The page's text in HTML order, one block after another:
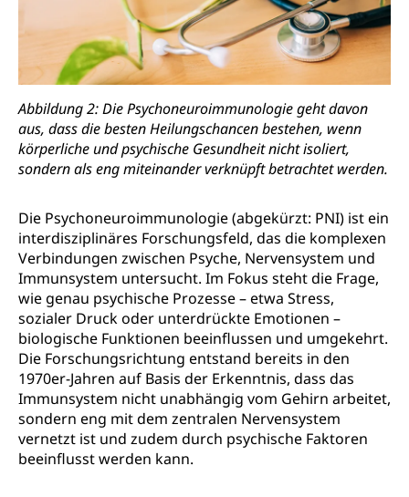
Abbildung 2: Die Psychoneuroimmunologie geht davon
aus, dass die besten Heilungschancen bestehen, wenn
körperliche und psychische Gesundheit nicht isoliert,
sondern als eng miteinander verknüpft betrachtet werden.
Die Psychoneuroimmunologie (abgekürzt: PNI) ist ein
interdisziplinäres Forschungsfeld, das die komplexen
Verbindungen zwischen Psyche, Nervensystem und
Immunsystem untersucht. Im Fokus steht die Frage,
wie genau psychische Prozesse – etwa Stress,
sozialer Druck oder unterdrückte Emotionen –
biologische Funktionen beeinflussen und umgekehrt.
Die Forschungsrichtung entstand bereits in den
1970er-Jahren auf Basis der Erkenntnis, dass das
Immunsystem nicht unabhängig vom Gehirn arbeitet,
sondern eng mit dem zentralen Nervensystem
vernetzt ist und zudem durch psychische Faktoren
beeinflusst werden kann.